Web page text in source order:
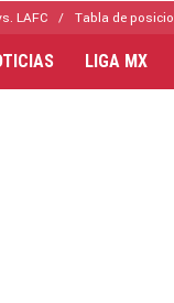
LAFC Tabla de
LIGA MX